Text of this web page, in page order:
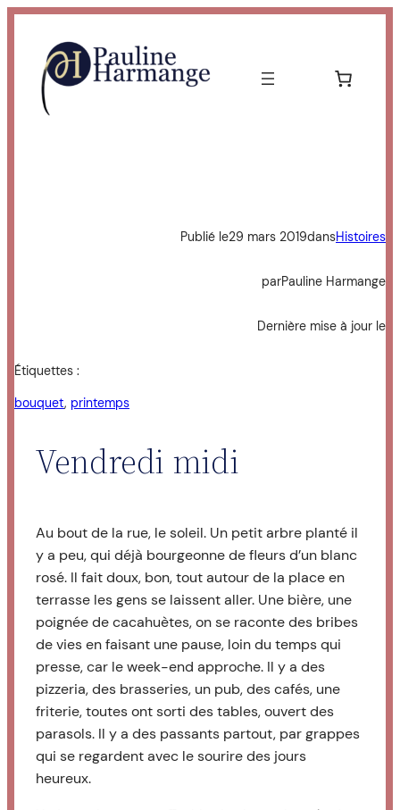
contenu
Publié le29 mars 2019dansHistoires
parPauline Harmange
Dernière mise à jour le
Étiquettes :
bouquet, printemps
Vendredi midi
Au bout de la rue, le soleil. Un petit arbre planté il
y a peu, qui déjà bourgeonne de fleurs d’un blanc
rosé. Il fait doux, bon, tout autour de la place en
terrasse les gens se laissent aller. Une bière, une
poignée de cacahuètes, on se raconte des bribes
de vies en faisant une pause, loin du temps qui
presse, car le week-end approche. Il y a des
pizzeria, des brasseries, un pub, des cafés, une
friterie, toutes ont sorti des tables, ouvert des
parasols. Il y a des passants partout, par grappes
qui se regardent avec le sourire des jours
heureux.